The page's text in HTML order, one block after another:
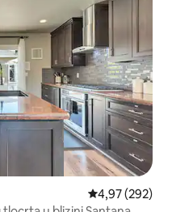
Prosječna
4,97 (292)